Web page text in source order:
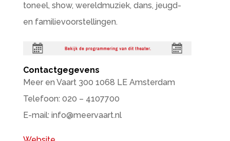
toneel, show, wereldmuziek, dans, jeugd-
en familievoorstellingen.
Contactgegevens
Meer en Vaart 300 1068 LE Amsterdam
Telefoon: 020 – 4107700
E-mail: info@meervaart.nl